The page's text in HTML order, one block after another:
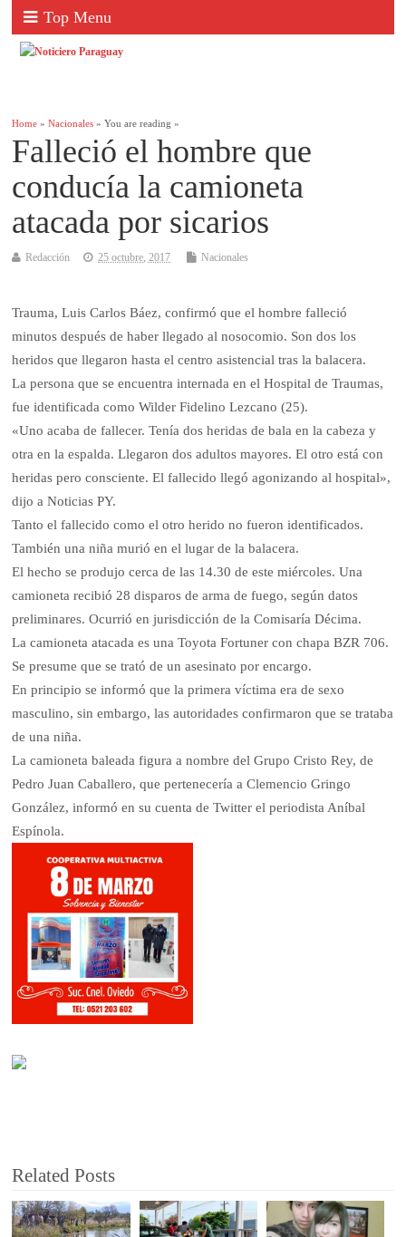
Top Menu
Home »Nacionales » You are reading »
Falleció el hombre que
conducía la camioneta
atacada por sicarios
Redacción 25 octubre, 2017 Nacionales
Trauma, Luis Carlos Báez, confirmó que el hombre falleció
minutos después de haber llegado al nosocomio. Son dos los
heridos que llegaron hasta el centro asistencial tras la balacera.
La persona que se encuentra internada en el Hospital de Traumas,
fue identificada como Wilder Fidelino Lezcano (25).
«Uno acaba de fallecer. Tenía dos heridas de bala en la cabeza y
otra en la espalda. Llegaron dos adultos mayores. El otro está con
heridas pero consciente. El fallecido llegó agonizando al hospital»,
dijo a Noticias PY.
Tanto el fallecido como el otro herido no fueron identificados.
También una niña murió en el lugar de la balacera.
El hecho se produjo cerca de las 14.30 de este miércoles. Una
camioneta recibió 28 disparos de arma de fuego, según datos
preliminares. Ocurrió en jurisdicción de la Comisaría Décima.
La camioneta atacada es una Toyota Fortuner con chapa BZR 706.
Se presume que se trató de un asesinato por encargo.
En principio se informó que la primera víctima era de sexo
masculino, sin embargo, las autoridades confirmaron que se trataba
de una niña.
La camioneta baleada figura a nombre del Grupo Cristo Rey, de
Pedro Juan Caballero, que pertenecería a Clemencio Gringo
González, informó en su cuenta de Twitter el periodista Aníbal
Espínola.
Related Posts